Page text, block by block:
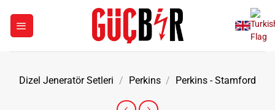
Dizel Jeneratör Setleri / Perkins / Perkins - Stamford